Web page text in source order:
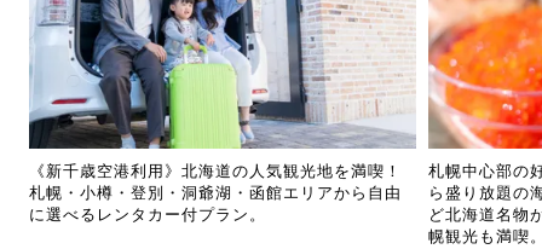
《新千歳空港利用》北海道の人気観光地を満喫！
札幌・小樽・登別・洞爺湖・函館エリアから自由
に選べるレンタカー付プラン。
札幌中心部の
ら盛り放題の
ど北海道名物
幌観光も満喫